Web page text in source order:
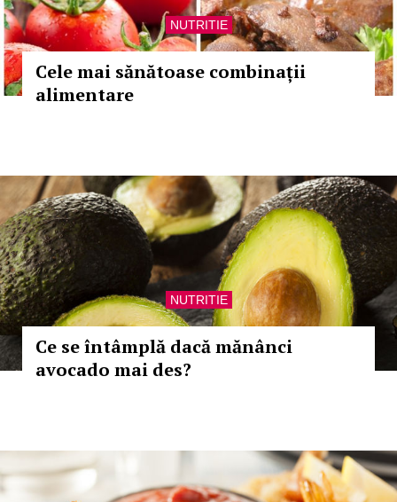
NUTRITIE
Cele mai sănătoase combinații
alimentare
NUTRITIE
Ce se întâmplă dacă mănânci
avocado mai des?